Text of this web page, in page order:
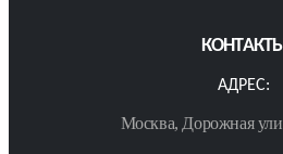
КОНТАКТЫ
АДРЕС:
Москва, Дорожная